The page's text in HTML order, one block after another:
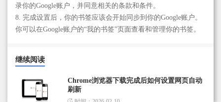
录你的Google账户，并同意相关的条款和条件。
8. 完成设置后，你的书签应该会开始同步到你的Google账户。
你可以在Google账户的“我的书签”页面查看和管理你的书签。
继续阅读
Chrome浏览器下载完成后如何设置网页自动
刷新